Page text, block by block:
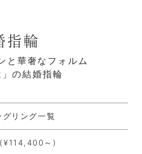
指輪
と華奢なフォルム
」の結婚指輪
グリング一覧
～)